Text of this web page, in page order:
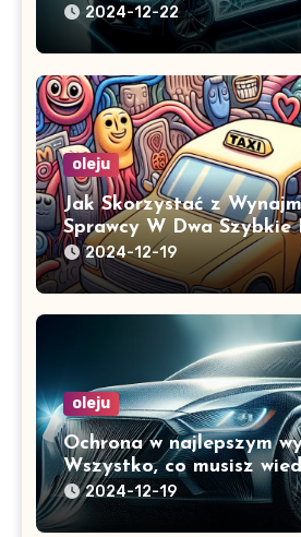
2024-12-22
oleju
Jak Skorzystać z
Sprawcy W Dwa Szybkie
2024-12-19
oleju
Ochrona w najlepszym
Wszystko, co musisz
foliach ochronnych PPF
2024-12-19